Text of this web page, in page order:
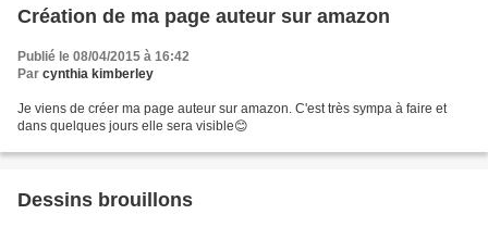
Création de ma page auteur sur amazon
Publié le 08/04/2015 à 16:42
Par cynthia kimberley
Je viens de créer ma page auteur sur amazon. C'est très sympa à faire et
dans quelques jours elle sera visible😊
Dessins brouillons